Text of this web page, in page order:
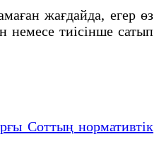
жағдайда, егер өз
немесе тиiсiнше сатып
Соттың нормативтік